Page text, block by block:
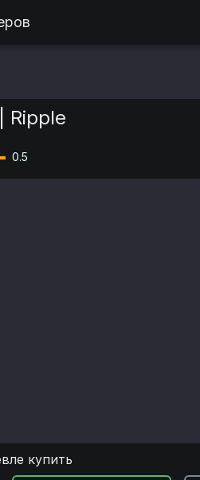
Ripple
0.5
купить